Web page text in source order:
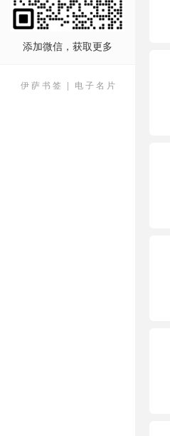
添加微信，获取更多
伊 萨 书 签 | 电 子 名 片